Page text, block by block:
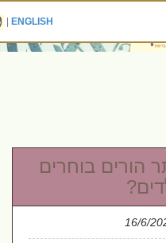
ENGLISH
|
בוחרים